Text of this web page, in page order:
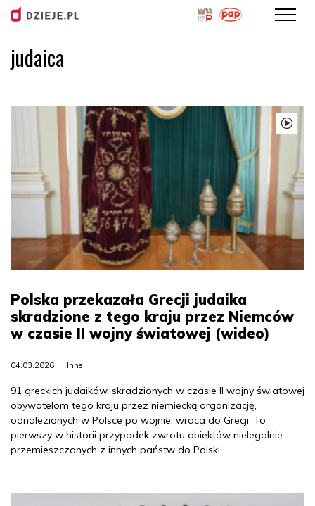
judaica
Polska przekazała Grecji judaika
skradzione z tego kraju przez Niemców
w czasie II wojny światowej (wideo)
04.03.2026 Inne
91 greckich judaików, skradzionych w czasie II wojny światowej
obywatelom tego kraju przez niemiecką organizację,
odnalezionych w Polsce po wojnie, wraca do Grecji. To
pierwszy w historii przypadek zwrotu obiektów nielegalnie
przemieszczonych z innych państw do Polski.